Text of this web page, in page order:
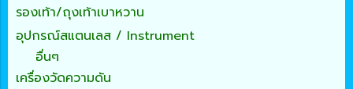
รองเท้า/ถุงเท้าเบาหวาน
อุปกรณ์สแตนเลส / Instrument
อื่นๆ
เครื่องวัดความดัน